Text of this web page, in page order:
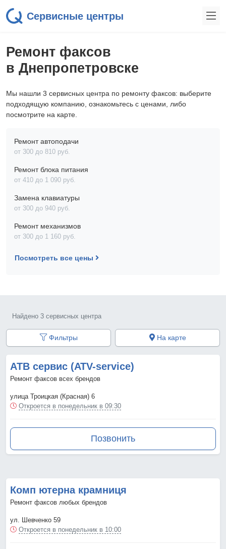
Сервисные центры
Ремонт факсов
в Днепропетровске
Мы нашли 3 сервисных центра по ремонту факсов: выберите
подходящую компанию, ознакомьтесь с ценами, либо
посмотрите на карте.
Ремонт автоподачи
от 300 до 810 pyб.
Ремонт блока питания
от 410 до 1 090 pyб.
Замена клавиатуры
от 300 до 940 pyб.
Ремонт механизмов
от 300 до 1 160 pyб.
Посмотреть все цены
Найдено 3 сервисных центра
Фильтры На карте
АТВ сервис (ATV-service)
Ремонт факсов всех брендов
улица Троицкая (Красная) 6
Откроется в понедельник в 09:30
Позвонить
Комп ютерна крамниця
Ремонт факсов любых брендов
ул. Шевченко 59
Откроется в понедельник в 10:00